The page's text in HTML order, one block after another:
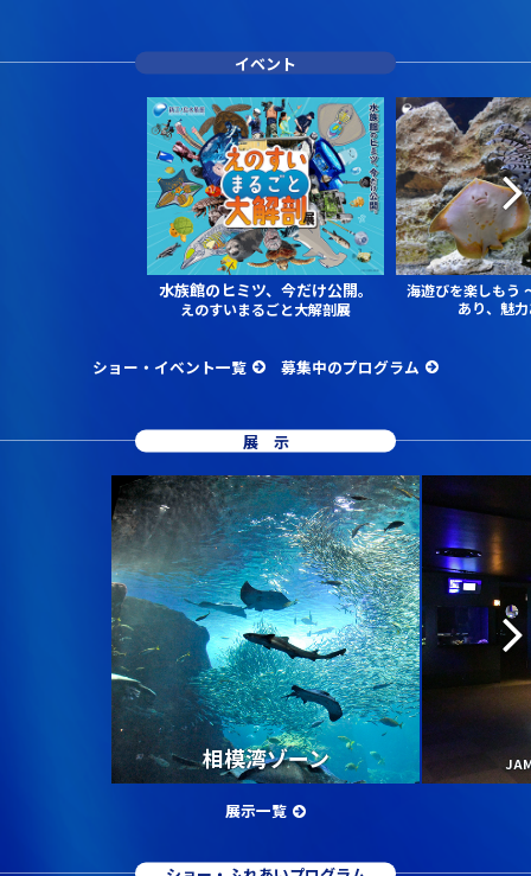
イベント
水族館のヒミツ、今だけ公開。
えのすいまるごと大解剖展
海遊びを楽しもう
あり、魅
ショー・イベント一覧 募集中のプログラム
展示
相模湾ゾーン
展示一覧